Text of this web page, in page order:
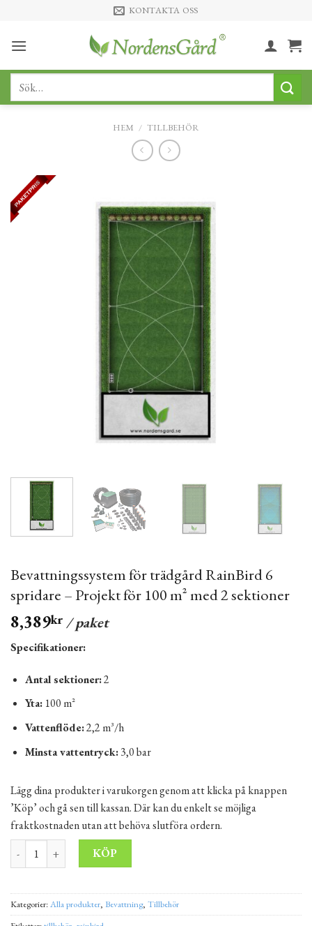
content
KONTAKTA OSS
Sök
HEM / TILLBEHÖR
Bevattningssystem för trädgård RainBird 6
spridare – Projekt för 100 m² med 2 sektioner
8,389kr / paket
Specifikationer:
Antal sektioner:2
Yta:100 m²
Vattenflöde:2,2 m³/h
Minsta vattentryck:3,0 bar
Lägg dina produkter i varukorgen genom att klicka på knappen
’Köp’ och gå sen till kassan. Där kan du enkelt se möjliga
fraktkostnaden utan att behöva slutföra ordern.
Bevattningssystem för trädgård RainBird 6 spridare – Projekt för
KÖP
Kategorier:Alla produkter, Bevattning, Tillbehör